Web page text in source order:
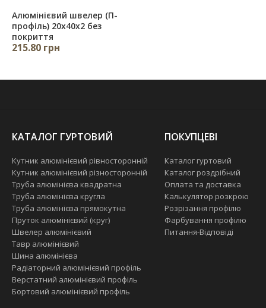
Алюмінієвий швелер (П-
профіль) 20х40х2 без
покриття
215.80 грн
КАТАЛОГ ГУРТОВИЙ
Кутник алюмінієвий рівносторонній
Кутник алюмінієвий різносторонній
Труба алюмінієва квадратна
Труба алюмінієва кругла
Труба алюмінієва прямокутна
Пруток алюмінієвий (круг)
Швелер алюмінієвий
Тавр алюмінієвий
Шина алюмінієва
Радіаторний алюмінієвий профіль
Верстатний алюмінієвий профіль
Бортовий алюмінієвий профіль
ПОКУПЦЕВІ
Каталог гуртовий
Каталог роздрібний
Оплата та доставка
Калькулятор розкрою
Розрізання профілю
Фарбування профілю
Питання-Відповіді